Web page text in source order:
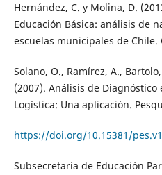
Hernández, C. y Molina, D.
Educación Básica: análisis de
escuelas municipales de Chile.
Solano, O., Ramírez, A.,
(2007). Análisis de
Logística: Una aplicación.
https://doi.org/10.15381/
Subsecretaría de Educación